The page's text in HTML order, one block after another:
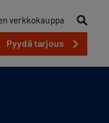
verkkokauppa
Pyydä tarjous